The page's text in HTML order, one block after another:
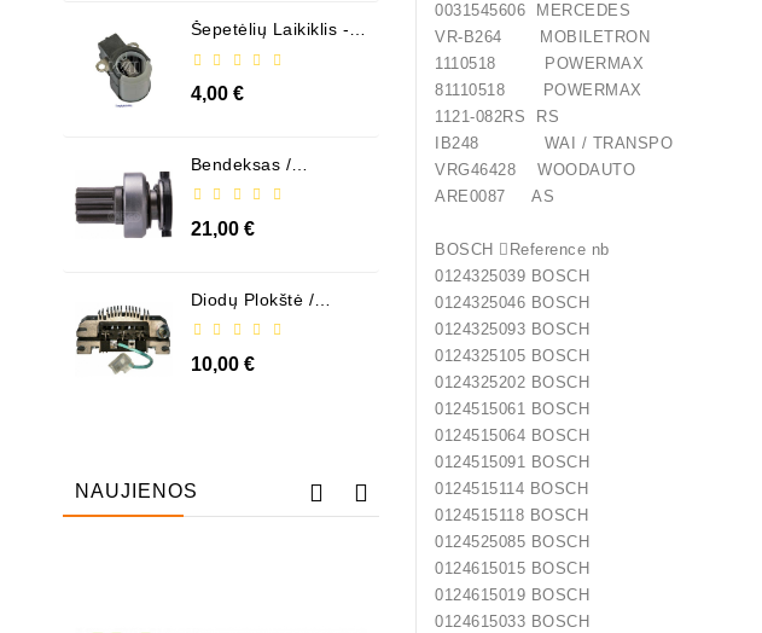
Šepetėlių Laikiklis - /
4,00 €
Bendeksas /
21,00 €
Diodų Plokštė /
10,00 €
NAUJIENOS
Išparduota
0031545606 MERCEDES
VR-B264 MOBILETRON
1110518 POWERMAX
81110518 POWERMAX
1121-082RS RS
IB248 WAI / TRANSPO
VRG46428 WOODAUTO
ARE0087 AS
BOSCH Reference nb
0124325039 BOSCH
0124325046 BOSCH
0124325093 BOSCH
0124325105 BOSCH
0124325202 BOSCH
0124515061 BOSCH
0124515064 BOSCH
0124515091 BOSCH
0124515114 BOSCH
0124515118 BOSCH
0124525085 BOSCH
0124615015 BOSCH
0124615019 BOSCH
0124615033 BOSCH